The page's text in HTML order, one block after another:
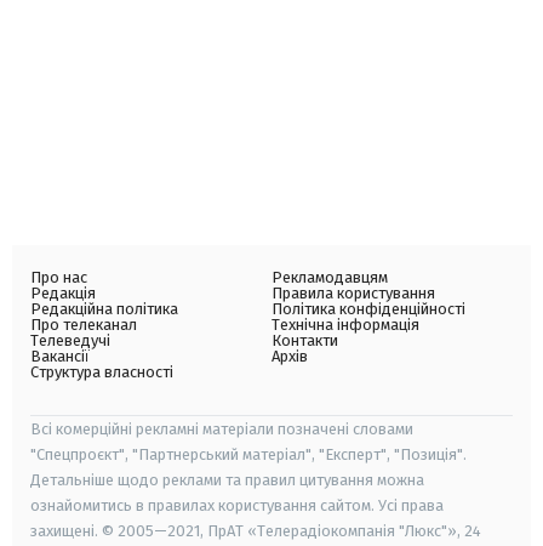
Про нас
Редакція
Редакційна політика
Про телеканал
Телеведучі
Вакансії
Структура власності
Рекламодавцям
Правила користування
Політика конфіденційності
Технічна інформація
Контакти
Архів
Всі комерційні рекламні матеріали позначені словами
"Спецпроєкт", "Партнерський матеріал", "Експерт", "Позиція".
Детальніше щодо реклами та правил цитування можна
ознайомитись в правилах користування сайтом. Усі права
захищені. © 2005—2021, ПрАТ «Телерадіокомпанія "Люкс"», 24